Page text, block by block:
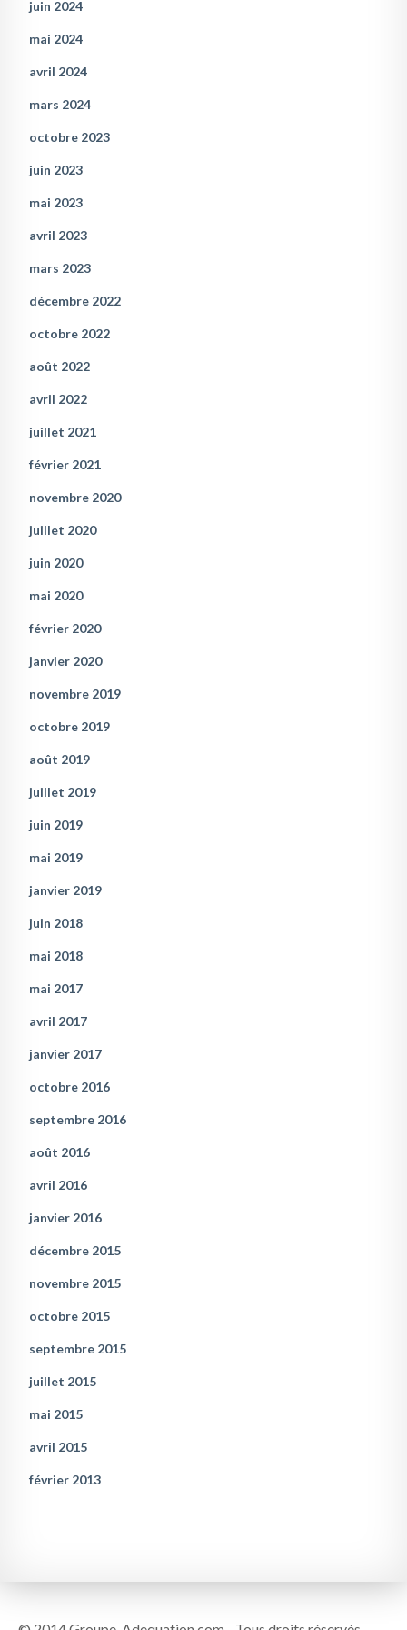
juin 2024
mai 2024
avril 2024
mars 2024
octobre 2023
juin 2023
mai 2023
avril 2023
mars 2023
décembre 2022
octobre 2022
août 2022
avril 2022
juillet 2021
février 2021
novembre 2020
juillet 2020
juin 2020
mai 2020
février 2020
janvier 2020
novembre 2019
octobre 2019
août 2019
juillet 2019
juin 2019
mai 2019
janvier 2019
juin 2018
mai 2018
mai 2017
avril 2017
janvier 2017
octobre 2016
septembre 2016
août 2016
avril 2016
janvier 2016
décembre 2015
novembre 2015
octobre 2015
septembre 2015
juillet 2015
mai 2015
avril 2015
février 2013